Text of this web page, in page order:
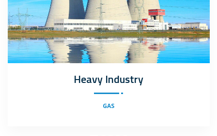
Heavy Industry
GAS